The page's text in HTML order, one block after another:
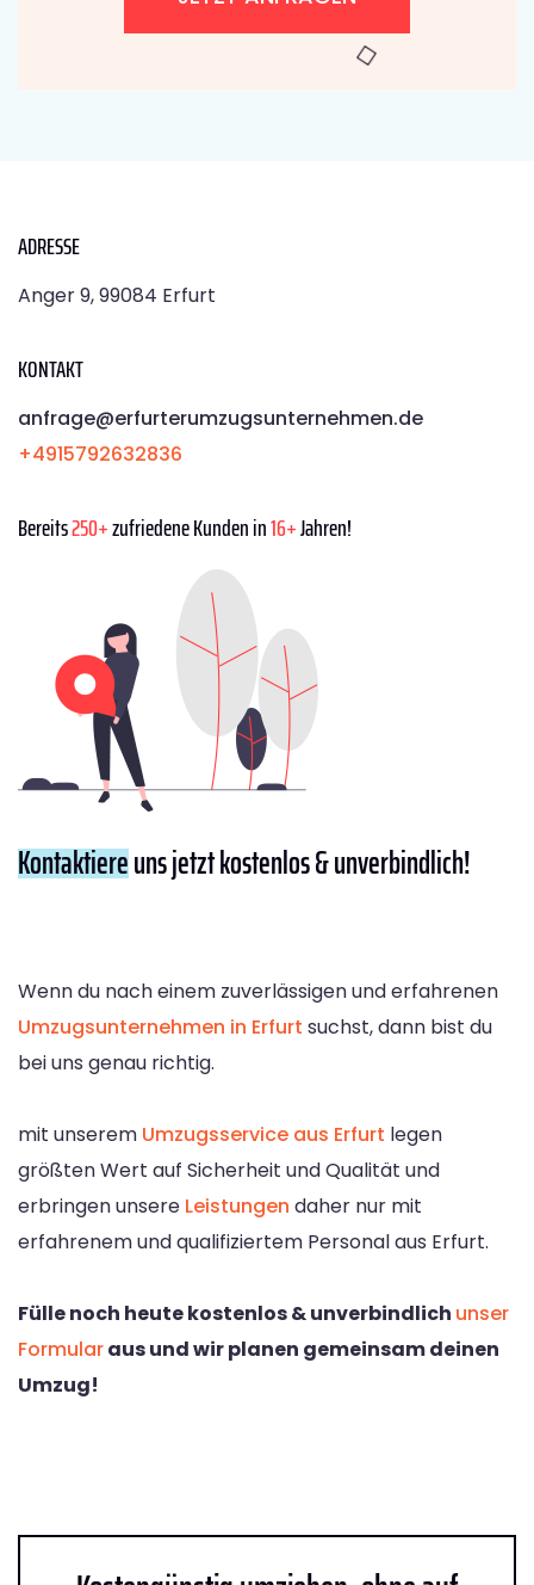
ADRESSE
Anger 9, 99084 Erfurt
KONTAKT
anfrage@erfurterumzugsunternehmen.de
+4915792632836
Bereits250+zufriedene Kunden in16+Jahren!
Kontaktiereuns jetzt kostenlos & unverbindlich!
Wenn du nach einem zuverlässigen und erfahrenen
Umzugsunternehmen in Erfurt suchst, dann bist du
bei uns genau richtig.
mit unserem Umzugsservice aus Erfurt legen
größten Wert auf Sicherheit und Qualität und
erbringen unsere Leistungen daher nur mit
erfahrenem und qualifiziertem Personal aus Erfurt.
Fülle noch heute kostenlos & unverbindlich unser
Formularaus und wir planen gemeinsam deinen
Umzug!